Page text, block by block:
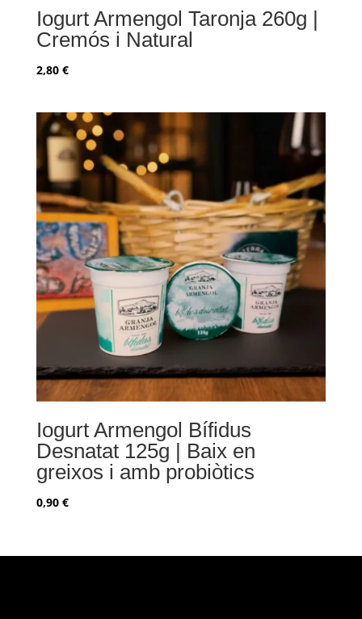
Iogurt Armengol Taronja 260g |
Cremós i Natural
2,80 €
Iogurt Armengol Bífidus
Desnatat 125g | Baix en
greixos i amb probiòtics
0,90 €